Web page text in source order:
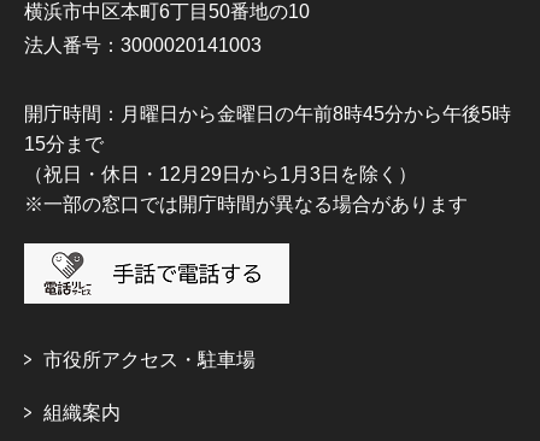
横浜市中区本町6丁目50番地の10
法人番号：3000020141003
開庁時間：月曜日から金曜日の午前8時45分から午後5時
15分まで
（祝日・休日・12月29日から1月3日を除く）
※一部の窓口では開庁時間が異なる場合があります
市役所アクセス・駐車場
組織案内